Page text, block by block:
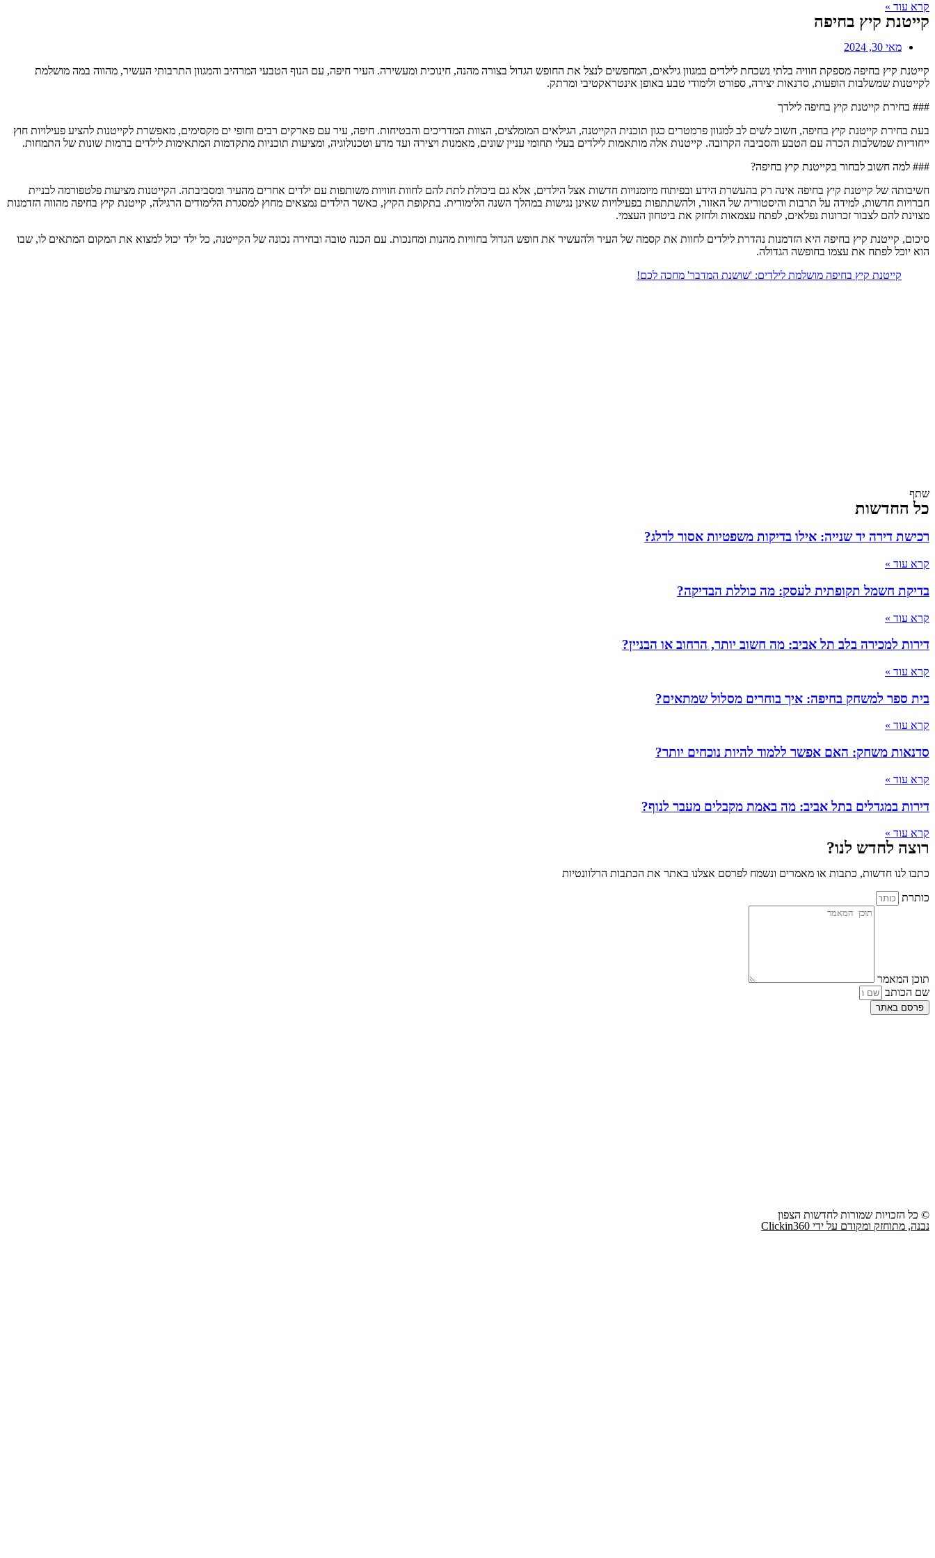
קרא עוד »
קייטנת קיץ בחיפה
מאי 30, 2024
קייטנת קיץ בחיפה מספקת חוויה בלתי נשכחת לילדים במגוון גילאים, המחפשים לנצל את החופש הגדול בצורה מהנה, חינוכית ומעשירה. העיר חיפה, עם הנוף הטבעי המרהיב והמגוון התרבותי העשיר, מהווה במה מושלמת
לקייטנות שמשלבות הופעות, סדנאות יצירה, ספורט ולימודי טבע באופן אינטראקטיבי ומרתק.
### בחירת קייטנת קיץ בחיפה לילדך
בעת בחירת קייטנת קיץ בחיפה, חשוב לשים לב למגוון פרמטרים כגון תוכנית הקייטנה, הגילאים המומלצים, הצוות המדריכים והבטיחות. חיפה, עיר עם פארקים רבים וחופי ים מקסימים, מאפשרת לקייטנות להציע פעילויות חוץ
ייחודיות שמשלבות הכרה עם הטבע והסביבה הקרובה. קייטנות אלה מותאמות לילדים בעלי תחומי עניין שונים, מאמנות ויצירה ועד מדע וטכנולוגיה, ומציעות תוכניות מתקדמות המתאימות לילדים ברמות שונות של התמחות.
### למה חשוב לבחור בקייטנת קיץ בחיפה?
חשיבותה של קייטנת קיץ בחיפה אינה רק בהעשרת הידע ובפיתוח מיומנויות חדשות אצל הילדים, אלא גם ביכולת לתת להם לחוות חוויות משותפות עם ילדים אחרים מהעיר ומסביבתה. הקייטנות מציעות פלטפורמה לבניית
חברויות חדשות, למידה על תרבות והיסטוריה של האזור, ולהשתתפות בפעילויות שאינן נגישות במהלך השנה הלימודית. בתקופת הקיץ, כאשר הילדים נמצאים מחוץ למסגרת הלימודים הרגילה, קייטנת קיץ בחיפה מהווה הזדמנות
מצוינת להם לצבור זכרונות נפלאים, לפתח עצמאות ולחזק את ביטחון העצמי.
סיכום, קייטנת קיץ בחיפה היא הזדמנות נהדרת לילדים לחוות את קסמה של העיר ולהעשיר את חופש הגדול בחוויות מהנות ומחנכות. עם הכנה טובה ובחירה נכונה של הקייטנה, כל ילד יכול למצוא את המקום המתאים לו, שבו
הוא יוכל לפתח את עצמו בחופשה הגדולה.
קייטנת קיץ בחיפה מושלמת לילדים: 'שושנת המדבר' מחכה לכם!
שתף
כל החדשות
רכישת דירה יד שנייה: אילו בדיקות משפטיות אסור לדלג?
קרא עוד »
בדיקת חשמל תקופתית לעסק: מה כוללת הבדיקה?
קרא עוד »
דירות למכירה בלב תל אביב: מה חשוב יותר, הרחוב או הבניין?
קרא עוד »
בית ספר למשחק בחיפה: איך בוחרים מסלול שמתאים?
קרא עוד »
סדנאות משחק: האם אפשר ללמוד להיות נוכחים יותר?
קרא עוד »
דירות במגדלים בתל אביב: מה באמת מקבלים מעבר לנוף?
קרא עוד »
רוצה לחדש לנו?
כתבו לנו חדשות, כתבות או מאמרים ונשמח לפרסם אצלנו באתר את הכתבות הרלוונטיות
כותרת
תוכן המאמר
שם הכותב
פרסם באתר
© כל הזכויות שמורות לחדשות הצפון
נבנה, מתוחזק ומקודם על ידי Clickin360